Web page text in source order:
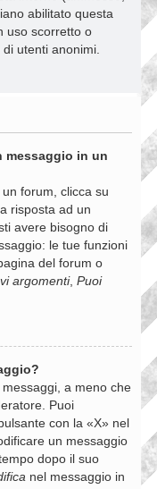
abilitato questa
uso scorretto o
utenti anonimi.
messaggio in un
forum, clicca su
risposta ad un
avere bisogno di
le tue funzioni
del forum o
argomenti, Puoi
a meno che
Puoi
con la «X» nel
un messaggio
dopo il suo
nel messaggio in